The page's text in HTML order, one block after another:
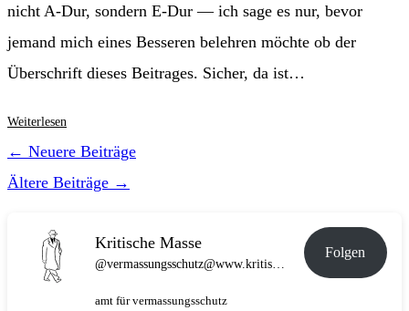
nicht A-Dur, sondern E-Dur — ich sage es nur, bevor
jemand mich eines Besseren belehren möchte ob der
Überschrift dieses Beitrages. Sicher, da ist…
Weiterlesen
← Neuere Beiträge
Ältere Beiträge →
Kritische Masse
Folgen
amt für vermassungsschutz